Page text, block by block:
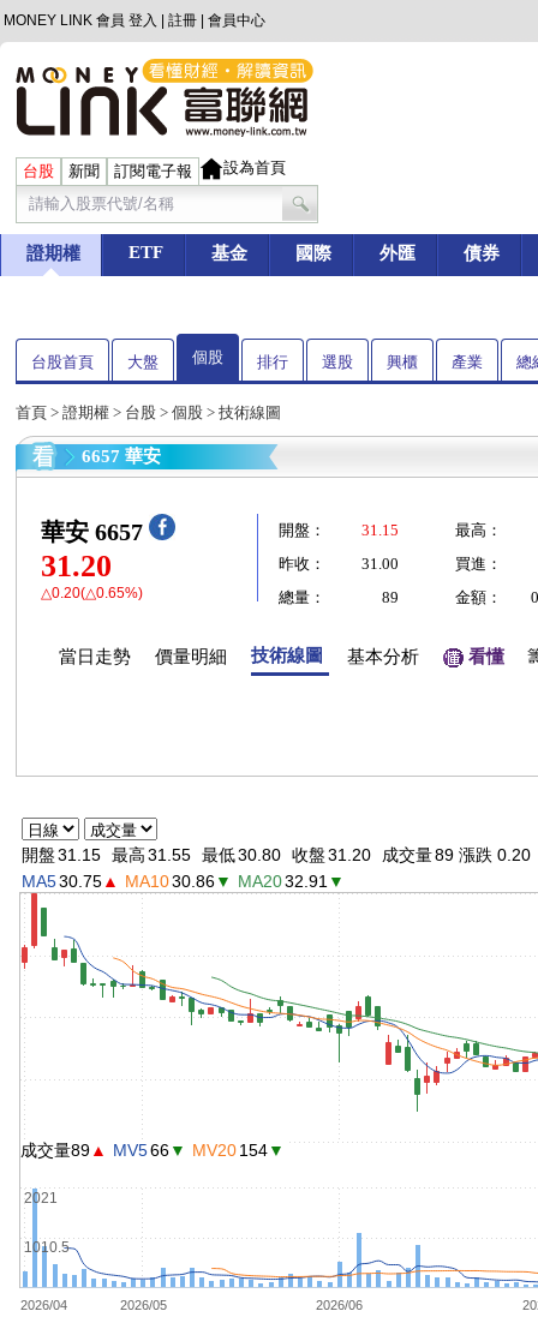
MONEY LINK 會員 登入 註冊 會員中心
台股 新聞 訂閱電子報 設為首頁
證期權 ETF 基金 國際 外匯 債券
台股首頁 大盤 個股 排行 選股 興櫃 產業 總
首頁 > 證期權 > 台股 > 個股 > 技術線圖
6657 華安
華安 6657
31.20
△0.20(△0.65%)
開盤： 31.15
最高：
昨收：
31.00
買進：
總量：
89 金額：
當日走勢 價量明細 技術線圖 基本分析 看懂
開盤31.15 最高31.55 最低30.80 收盤31.20 成交量89 漲跌 0.20
MA530.75▲ MA1030.86▼ MA2032.91 ▼
2026/04 2026/05 2026/06
1010.5
2021
成交量89▲ MV566▼ MV20154▼